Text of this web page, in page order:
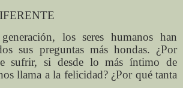
los seres humanos han
sus preguntas más hondas. ¿Por
sufrir, si desde lo más íntimo de
llama a la felicidad? ¿Por qué tanta